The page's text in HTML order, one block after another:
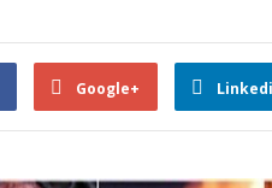
Google+